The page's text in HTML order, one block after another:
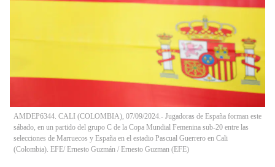
AMDEP6344. CALI (COLOMBIA), 07/09/2024.- Jugadoras de España forman este
sábado, en un partido del grupo C de la Copa Mundial Femenina sub-20 entre las
selecciones de Marruecos y España en el estadio Pascual Guerrero en Cali
(Colombia). EFE/ Ernesto Guzmán / Ernesto Guzman (EFE)